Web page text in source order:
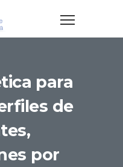
para
de
por